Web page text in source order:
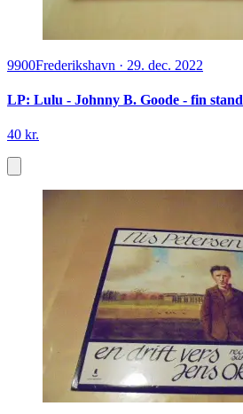
9900Frederikshavn · 29. dec. 2022
LP: Lulu - Johnny B. Goode - fin stand
40 kr.